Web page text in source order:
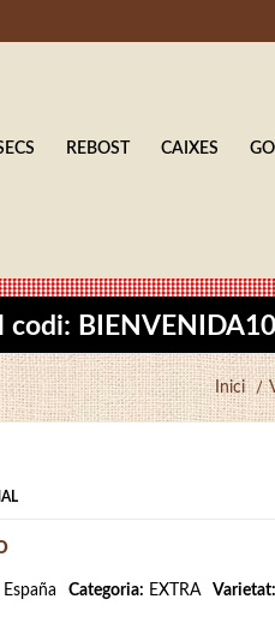
REBOST CAIXES
codi: BIENVENIDA10
Inici /
España Categoria: EXTRA Varietat: